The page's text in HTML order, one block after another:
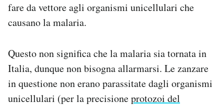
fare da vettore agli organismi unicellulari che
causano la malaria.
Questo non significa che la malaria sia tornata in
Italia, dunque non bisogna allarmarsi. Le zanzare
in questione non erano parassitate dagli organismi
unicellulari (per la precisioneprotozoi del